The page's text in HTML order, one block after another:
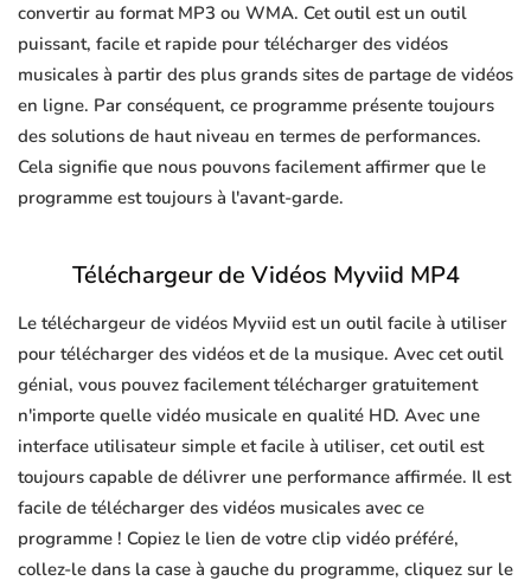
convertir au format MP3 ou WMA. Cet outil est un outil
puissant, facile et rapide pour télécharger des vidéos
musicales à partir des plus grands sites de partage de vidéos
en ligne. Par conséquent, ce programme présente toujours
des solutions de haut niveau en termes de performances.
Cela signifie que nous pouvons facilement affirmer que le
programme est toujours à l'avant-garde.
Téléchargeur de Vidéos Myviid MP4
Le téléchargeur de vidéos Myviid est un outil facile à utiliser
pour télécharger des vidéos et de la musique. Avec cet outil
génial, vous pouvez facilement télécharger gratuitement
n'importe quelle vidéo musicale en qualité HD. Avec une
interface utilisateur simple et facile à utiliser, cet outil est
toujours capable de délivrer une performance affirmée. Il est
facile de télécharger des vidéos musicales avec ce
programme ! Copiez le lien de votre clip vidéo préféré,
collez-le dans la case à gauche du programme, cliquez sur le